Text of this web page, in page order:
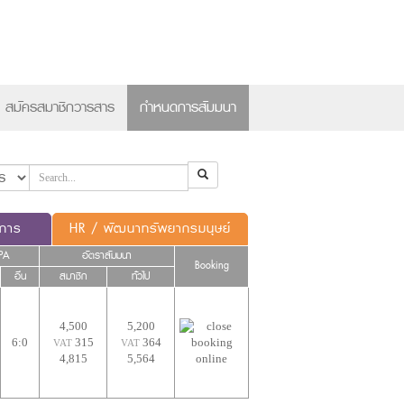
สมัครสมาชิกวารสาร กำหนดการสัมมนา
าร HR / พัฒนาทรัพยากรมนุษย์
อัตราสัมมนา
Booking
อื่น สมาชิก ทั่วไป
6:0
4,500
VAT315
4,815
5,200
VAT364
5,564